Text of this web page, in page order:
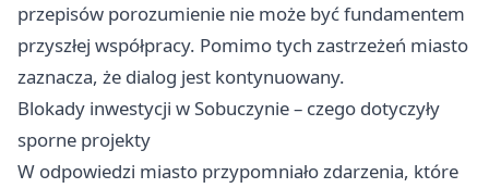
przepisów porozumienie nie może być fundamentem
przyszłej współpracy. Pomimo tych zastrzeżeń miasto
zaznacza, że dialog jest kontynuowany.
Blokady inwestycji w Sobuczynie – czego dotyczyły
sporne projekty
W odpowiedzi miasto przypomniało zdarzenia, które